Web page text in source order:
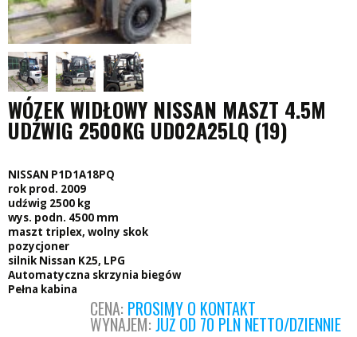
WÓZEK WIDŁOWY NISSAN MASZT 4.5M
UDŹWIG 2500KG UD02A25LQ (19)
NISSAN P1D1A18PQ
rok prod. 2009
udźwig 2500 kg
wys. podn. 4500 mm
maszt triplex, wolny skok
pozycjoner
silnik Nissan K25, LPG
Automatyczna skrzynia biegów
Pełna kabina
CENA: PROSIMY O KONTAKT
WYNAJEM: JUŻ OD 70 PLN NETTO/DZIENNIE